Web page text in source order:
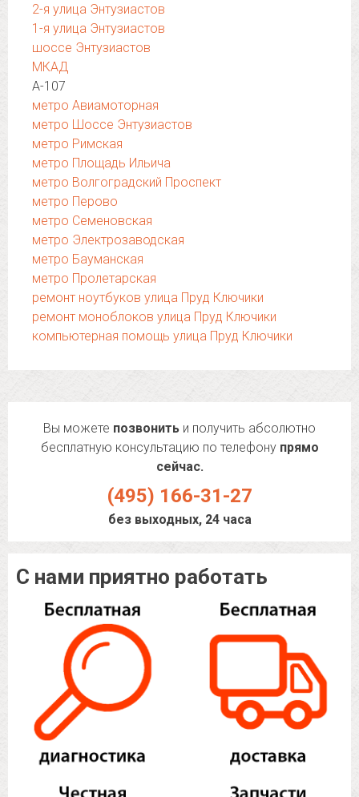
2-я улица Энтузиастов
1-я улица Энтузиастов
шоссе Энтузиастов
МКАД
А-107
метро Авиамоторная
метро Шоссе Энтузиастов
метро Римская
метро Площадь Ильича
метро Волгоградский Проспект
метро Перово
метро Семеновская
метро Электрозаводская
метро Бауманская
метро Пролетарская
ремонт ноутбуков улица Пруд Ключики
ремонт моноблоков улица Пруд Ключики
компьютерная помощь улица Пруд Ключики
Вы можете позвонить и получить абсолютно
бесплатную консультацию по телефону прямо
сейчас.
(495) 166-31-27
без выходных, 24 часа
С нами приятно работать